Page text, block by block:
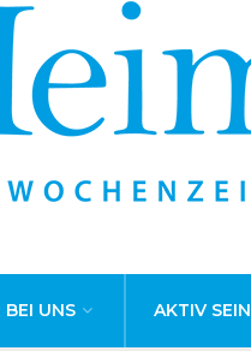
BEI UNS AKTIV SEIN